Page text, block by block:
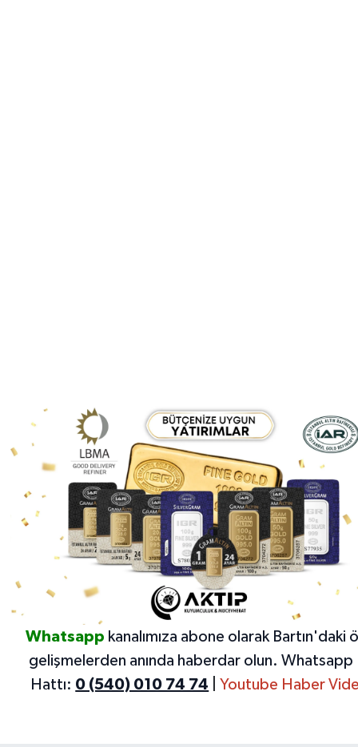
Whatsapp kanalımıza abone olarak Bartın'daki
gelişmelerden anında haberdar olun. Whatsapp
Hattı: 0 (540) 010 74 74 Youtube Haber